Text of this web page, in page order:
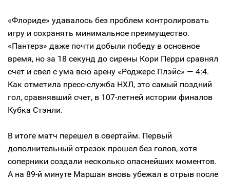
«Флориде» удавалось без проблем контролировать
игру и сохранять минимальное преимущество.
«Пантерз» даже почти добыли победу в основное
время, но за 18 секунд до сирены Кори Перри сравнял
счет и свел с ума всю арену «Роджерс Плэйс» — 4:4.
Как отметила пресс-служба НХЛ, это самый поздний
гол, сравнявший счет, в 107-летней истории финалов
Кубка Стэнли.
В итоге матч перешел в овертайм. Первый
дополнительный отрезок прошел без голов, хотя
соперники создали несколько опаснейших моментов.
А на 89-й минуте Маршан вновь убежал в отрыв после